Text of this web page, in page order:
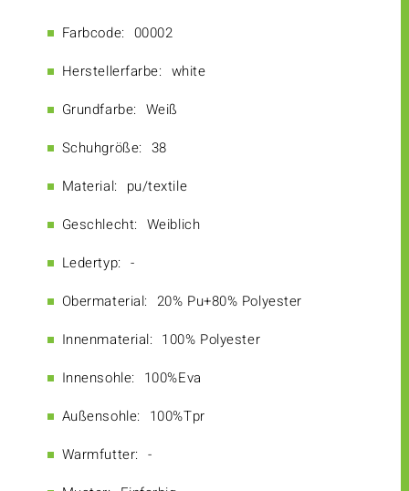
Farbcode: 00002
Herstellerfarbe: white
Grundfarbe: Weiß
Schuhgröße: 38
Material: pu/textile
Geschlecht: Weiblich
Ledertyp: -
Obermaterial: 20% Pu+80% Polyester
Innenmaterial: 100% Polyester
Innensohle: 100%Eva
Außensohle: 100%Tpr
Warmfutter: -